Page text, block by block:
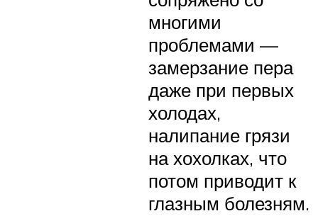
многими
проблемами —
замерзание пера
даже при первых
холодах,
налипание грязи
на хохолках, что
потом приводит к
глазным болезням.